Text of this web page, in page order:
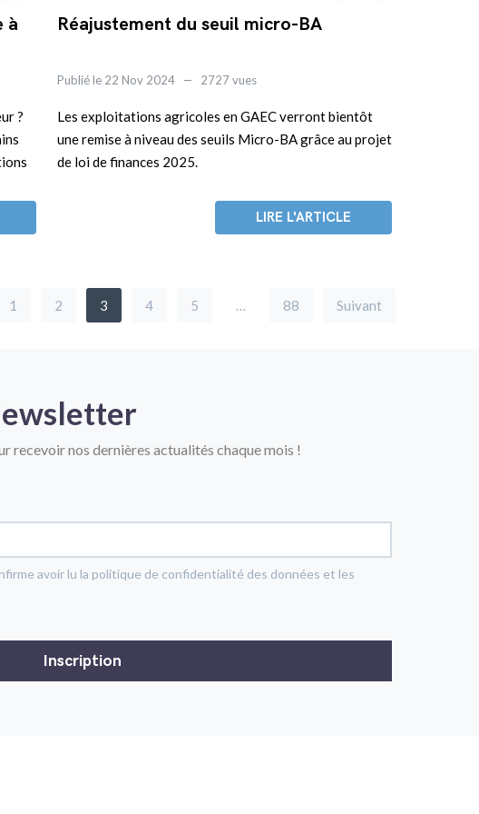
à
?
Réajustement du seuil micro-BA
Publié le 22 Nov 2024 2727 vues
Les exploitations agricoles en GAEC verront bientôt
une remise à niveau des seuils Micro-BA grâce au projet
de loi de finances 2025.
LIRE L'ARTICLE
1 2 3 4 5 … 88 Suivant
recevoir nos dernières actualités chaque mois !
avoir lu la politique de confidentialité des données et les